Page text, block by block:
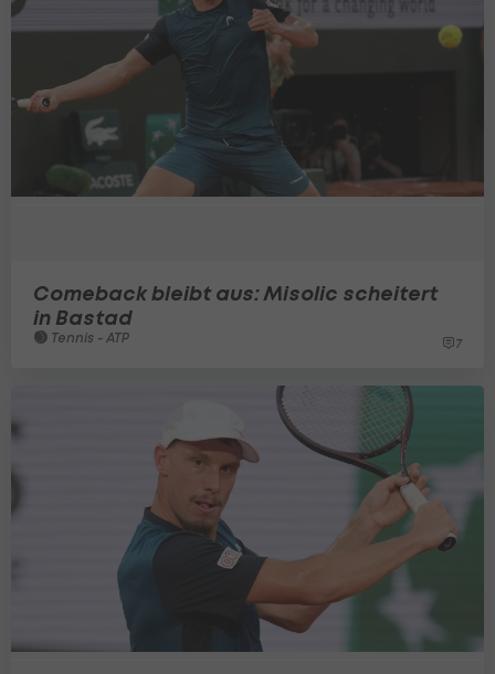
Comeback bleibt aus: Misolic scheitert
in Bastad
Tennis - ATP 7